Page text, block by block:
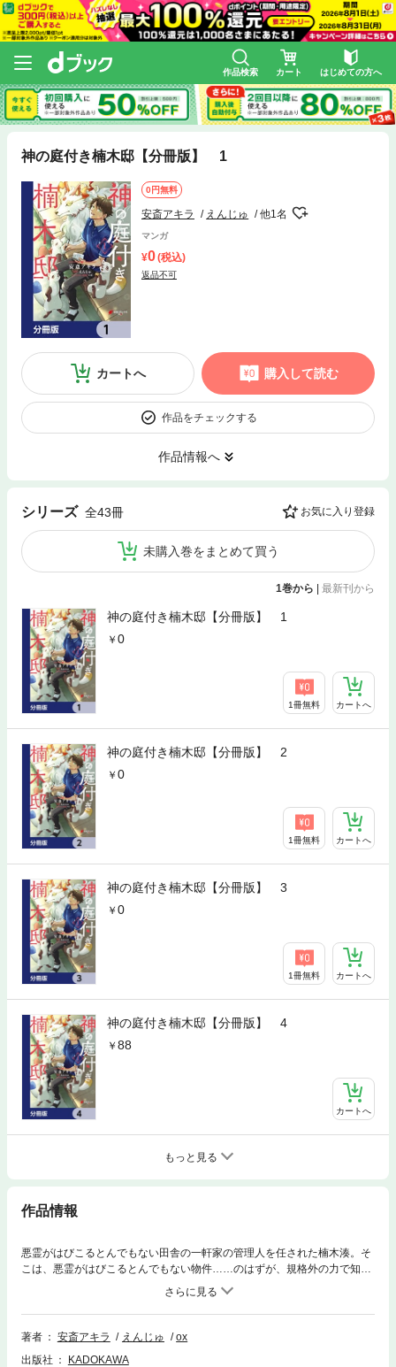
作品検索 カート はじめての方へ
神の庭付き楠木邸【分冊版】 1
0円無料
安斎アキラ えんじゅ 他1名
マンガ
0(税込)
返品不可
カートへ 購入して読む
作品をチェックする
作品情報へ
シリーズ 全43冊 お気に入り登録
未購入巻をまとめて買う
1巻から | 最新刊から
神の庭付き楠木邸【分冊版】 1
0
1冊無料 カートへ
神の庭付き楠木邸【分冊版】 2
0
1冊無料 カートへ
神の庭付き楠木邸【分冊版】 3
0
1冊無料 カートへ
神の庭付き楠木邸【分冊版】 4
88
カートへ
もっと見る
作品情報
悪霊がはびこるとんでもない田舎の一軒家の管理人を任された楠木湊。そ
こは、悪霊がはびこるとんでもない物件……のはずが、規格外の力で知ら
ぬ間に悪霊を一掃してしまう！清められた楠木邸の居心地の良さに惹か
れ、個性豊かな神々が集まるように！お隣の山神さんたちとほのぼの田舎
暮らし、はじまりはじまり。分冊版第1弾。※本作品は単行本を分割したも
ので、本編内容は同一のものとなります。重複購入にご注意ください。
著者 安斎アキラ えんじゅ
ox
出版社
KADOKAWA